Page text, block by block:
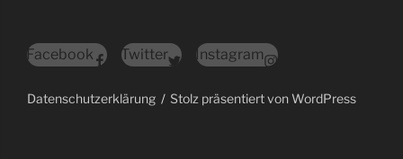
Facebook Twitter Instagram
Datenschutzerklärung Stolz präsentiert von WordPress